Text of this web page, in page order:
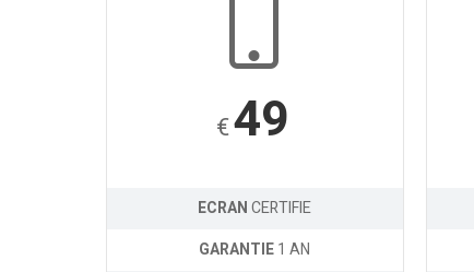
€49
ECRANCERTIFIE
GARANTIE1 AN